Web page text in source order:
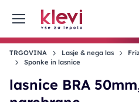
TRGOVINA Lasje & nega las
Sponke in lasnice
lasnice BRA